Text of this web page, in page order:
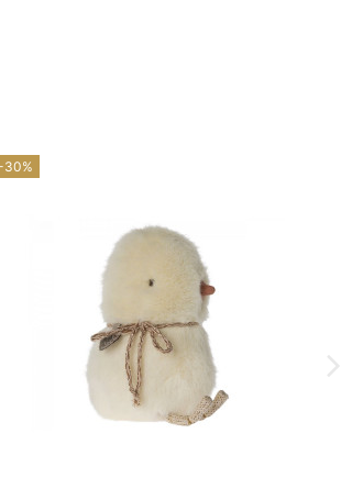
Maileg